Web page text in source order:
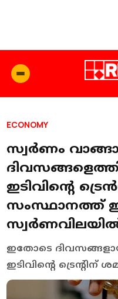
ECONOMY
സ്വർണം
ഇടിവിന്റെ
സംസ്ഥാനത്ത്
ഇതോടെ
ഇടിവിന്റെ